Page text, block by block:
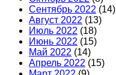
Сентябрь 2022 (14)
Август 2022 (13)
Июль 2022 (18)
Июнь 2022 (15)
Май 2022 (14)
Апрель 2022 (15)